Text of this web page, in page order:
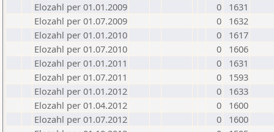
Elozahl per 01.01.2009
0
1631
Elozahl per 01.07.2009
0
1632
Elozahl per 01.01.2010
0
1617
Elozahl per 01.07.2010
0
1606
Elozahl per 01.01.2011
0
1631
Elozahl per 01.07.2011
0
1593
Elozahl per 01.01.2012
0
1633
Elozahl per 01.04.2012
0
1600
Elozahl per 01.07.2012
0
1600